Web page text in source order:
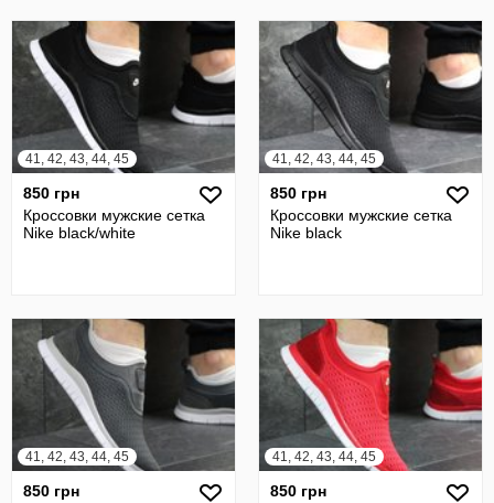
41, 42, 43, 44, 45
850 грн
Кроссовки мужские сетка
Nike black/white
41, 42, 43, 44, 45
850 грн
Кроссовки мужские сетка
Nike black
41, 42, 43, 44, 45
850 грн
41, 42, 43, 44, 45
850 грн